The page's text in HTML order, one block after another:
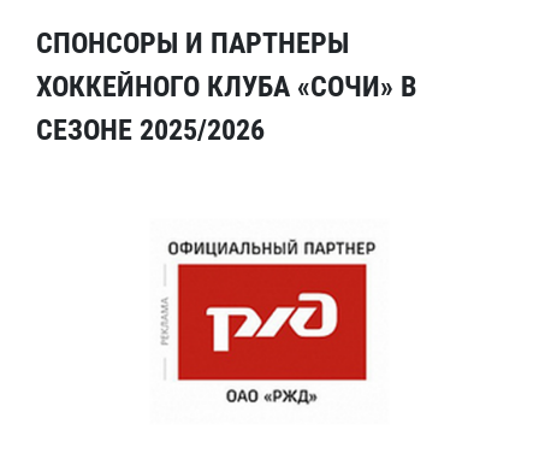
СПОНСОРЫ И ПАРТНЕРЫ
ХОККЕЙНОГО КЛУБА «СОЧИ» В
СЕЗОНЕ 2025/2026